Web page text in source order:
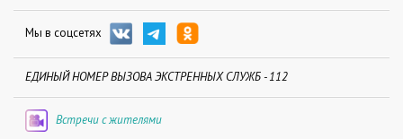
Мы в соцсетях
ЕДИНЫЙ НОМЕР ВЫЗОВА ЭКСТРЕННЫХ СЛУЖБ - 112
Встречи с жителями